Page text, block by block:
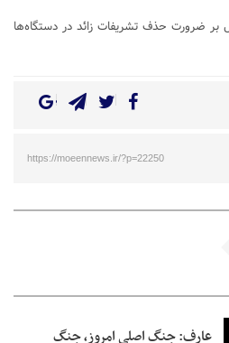
ضرورت حذف تشریفات زائد در دستگاه‌ها
https://moeennews.ir/?p=22250
عارف: جنگ اصلی امروز، جنگ